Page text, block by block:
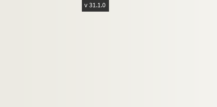
v 31.1.0